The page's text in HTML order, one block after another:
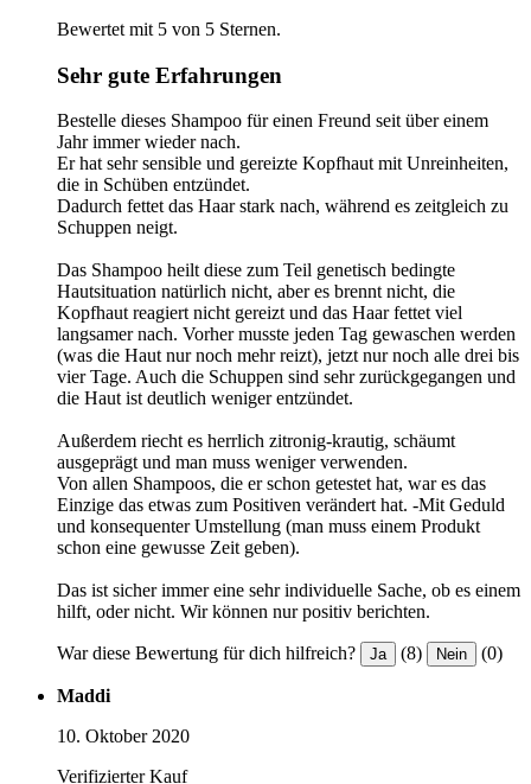
Bewertet mit 5 von 5 Sternen.
Sehr gute Erfahrungen
Bestelle dieses Shampoo für einen Freund seit über einem
Jahr immer wieder nach.
Er hat sehr sensible und gereizte Kopfhaut mit Unreinheiten,
die in Schüben entzündet.
Dadurch fettet das Haar stark nach, während es zeitgleich zu
Schuppen neigt.
Das Shampoo heilt diese zum Teil genetisch bedingte
Hautsituation natürlich nicht, aber es brennt nicht, die
Kopfhaut reagiert nicht gereizt und das Haar fettet viel
langsamer nach. Vorher musste jeden Tag gewaschen werden
(was die Haut nur noch mehr reizt), jetzt nur noch alle drei bis
vier Tage. Auch die Schuppen sind sehr zurückgegangen und
die Haut ist deutlich weniger entzündet.
Außerdem riecht es herrlich zitronig-krautig, schäumt
ausgeprägt und man muss weniger verwenden.
Von allen Shampoos, die er schon getestet hat, war es das
Einzige das etwas zum Positiven verändert hat. -Mit Geduld
und konsequenter Umstellung (man muss einem Produkt
schon eine gewusse Zeit geben).
Das ist sicher immer eine sehr individuelle Sache, ob es einem
hilft, oder nicht. Wir können nur positiv berichten.
War diese Bewertung für dich hilfreich? Ja (8) Nein (0)
Maddi
10. Oktober 2020
Verifizierter Kauf